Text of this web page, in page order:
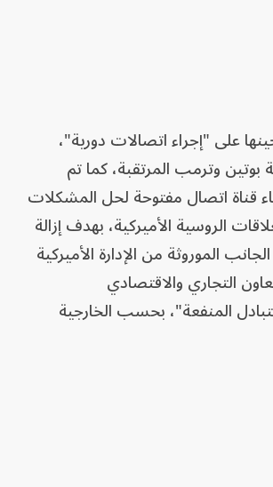
على "إجراء اتصالات دورية"،
وترمب المرتقبة، كما تم
قناة اتصال مفتوحة لحل المشكلات
الروسية الأميركية، بهدف إزالة
الموروثة من الإدارة الأميركية
التجاري والاقتصادي
المنفعة"، بحسب الخارجية